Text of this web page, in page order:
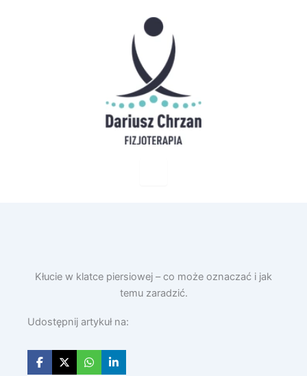
Kłucie w klatce piersiowej – co może oznaczać i jak
temu zaradzić.
Udostępnij artykuł na: